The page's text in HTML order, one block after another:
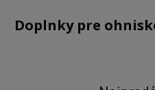
Doplnky pre